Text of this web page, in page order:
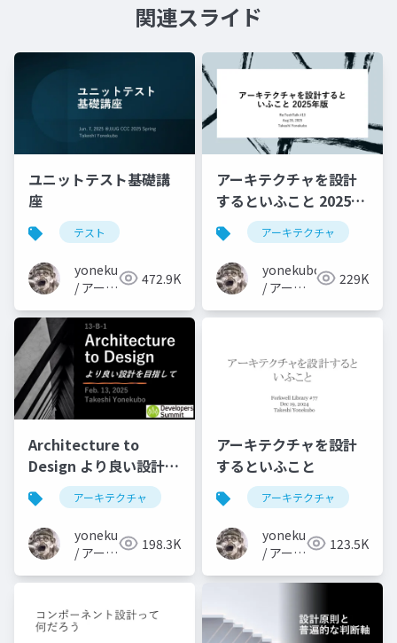
関連スライド
ユニットテスト基礎講
座
テスト
yonekubo
/ アーキ
の教科
書
472.9K
アーキテクチャを設計
するといふこと 2025年
版
アーキテクチャ
yonekubo
/ アーキ
教科書
229K
Architecture to
Design より良い設計を
目指してアーキテクチャ
yonekubo
/ アーキ
の教科
書
198.3K
アーキテクチャを設計
するといふこと
アーキテクチャ
yonekubo
/ アーキ
の教科
123.5K